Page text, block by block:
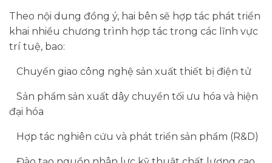
Theo nội dung đồng ý, hai bên sẽ hợp tác phát triển
khai nhiều chương trình hợp tác trong các lĩnh vực
trí tuệ, bao:
Chuyển giao công nghệ sản xuất thiết bị điện tử
Sản phẩm sản xuất dây chuyền tối ưu hóa và hiện
đại hóa
Hợp tác nghiên cứu và phát triển sản phẩm (R&D)